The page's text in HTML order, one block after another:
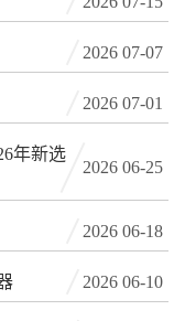
2026 07-07
2026 07-01
年新选
2026 06-25
2026 06-18
2026 06-10